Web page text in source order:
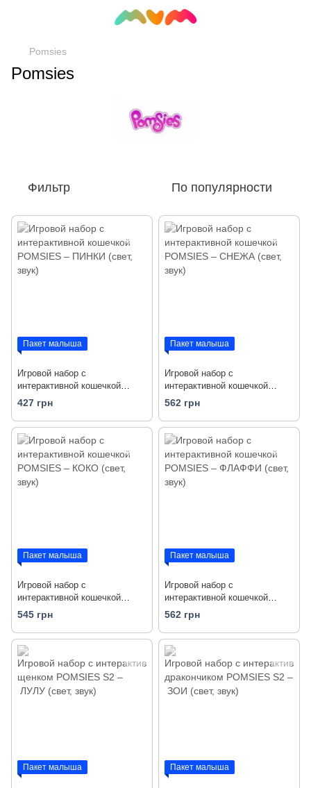
Pomsies
Pomsies
Фильтр По популярности
Пакет малыша
Игровой набор с
интерактивной кошечкой
POMSIES – ПИНКИ (свет,
427 грн
Пакет малыша
Игровой набор с
интерактивной кошечкой
POMSIES – СНЕЖА (свет,
562 грн
Пакет малыша
Игровой набор с
интерактивной кошечкой
POMSIES – КОКО (свет, звук)
545 грн
Пакет малыша
Игровой набор с
интерактивной кошечкой
POMSIES – ФЛАФФИ (свет,
562 грн
Пакет малыша Пакет малыша